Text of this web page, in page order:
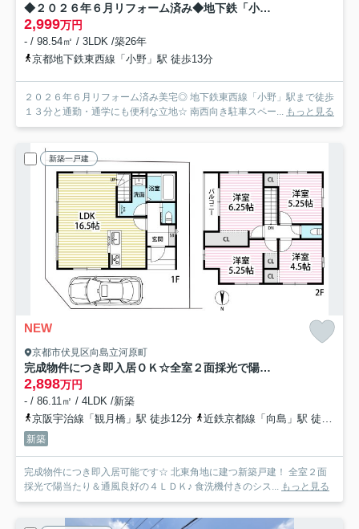
◆２０２６年６月リフォーム済み◆地下鉄「小野」駅まで徒歩１３分◆伏見区醍醐切レ戸町
2,999万円
- / 98.54㎡ / 3LDK /築26年
京都地下鉄東西線「小野」駅 徒歩13分
２０２６年６月リフォーム済み美宅◎ 地下鉄東西線「小野」駅まで徒歩
１３分と通勤・通学にも便利な立地☆ 南西向き駐車スペー... もっと見る
新築一戸建
NEW
京都市伏見区向島立河原町
完成物件につき即入居ＯＫ☆全室２面採光で陽当たり良好☆４ＬＤＫ☆伏見区向島立河原町４期
2,898万円
- / 86.11㎡ / 4LDK /新築
京阪宇治線「観月橋」駅 徒歩12分
近鉄京都線「向島」駅 徒歩18分
新築
完成物件につき即入居可能です☆ 北東角地に建つ新築戸建！ 全室２面
採光で陽当たり＆通風良好の４ＬＤＫ♪ 食洗機付きのシス... もっと見る